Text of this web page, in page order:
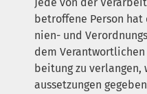
betrof­fe­ne Per­son
ni­en- und
dem
bei­tung zu
aus­set­zun­gen